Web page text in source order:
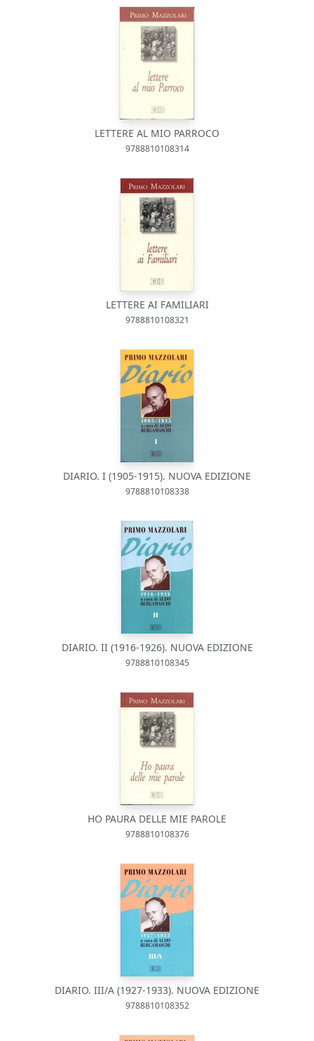
LETTERE AL MIO PARROCO
9788810108314
LETTERE AI FAMILIARI
9788810108321
DIARIO. I (1905-1915). NUOVA EDIZIONE
9788810108338
DIARIO. II (1916-1926). NUOVA EDIZIONE
9788810108345
HO PAURA DELLE MIE PAROLE
9788810108376
DIARIO. III/A (1927-1933). NUOVA EDIZIONE
9788810108352